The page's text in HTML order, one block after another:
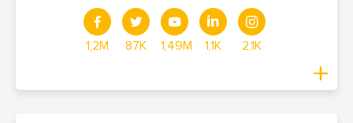
1,2M 87K 1,49M 1,1K 2,1K